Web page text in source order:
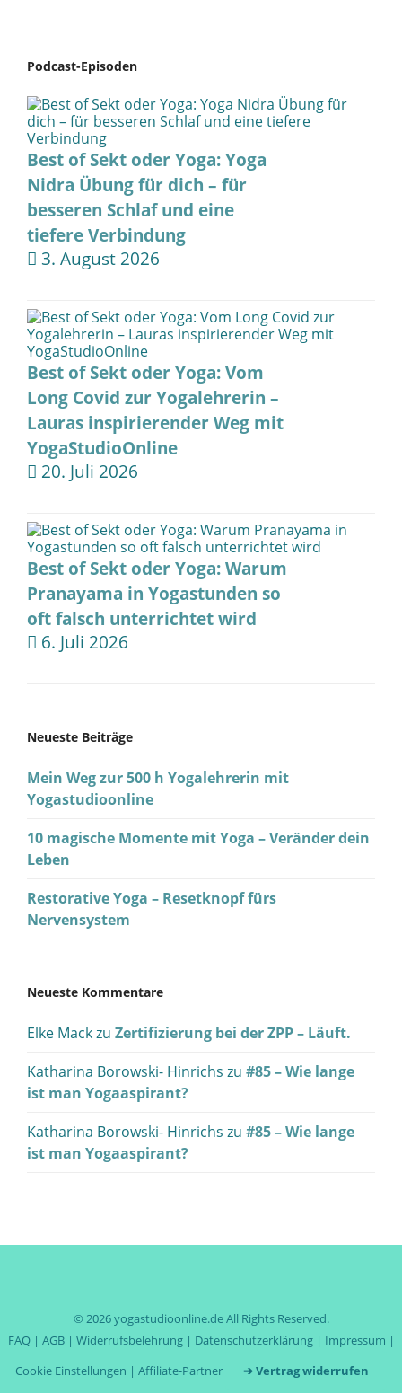
Podcast-Episoden
Best of Sekt oder Yoga: Yoga
Nidra Übung für dich – für
besseren Schlaf und eine
tiefere Verbindung
3. August 2026
Best of Sekt oder Yoga: Vom
Long Covid zur Yogalehrerin –
Lauras inspirierender Weg mit
YogaStudioOnline
20. Juli 2026
Best of Sekt oder Yoga: Warum
Pranayama in Yogastunden so
oft falsch unterrichtet wird
6. Juli 2026
Neueste Beiträge
Mein Weg zur 500 h Yogalehrerin mit
Yogastudioonline
10 magische Momente mit Yoga – Veränder dein
Leben
Restorative Yoga – Resetknopf fürs
Nervensystem
Neueste Kommentare
Elke Mackzu Zertifizierung bei der ZPP – Läuft.
Katharina Borowski- Hinrichs zu #85 – Wie lange
ist man Yogaaspirant?
Katharina Borowski- Hinrichs zu #85 – Wie lange
ist man Yogaaspirant?
© 2026yogastudioonline.deAll Rights Reserved.
FAQ| AGB| Widerrufsbelehrung| Datenschutzerklärung| Impressum |
Cookie Einstellungen | Affiliate-Partner ➔ Vertrag widerrufen